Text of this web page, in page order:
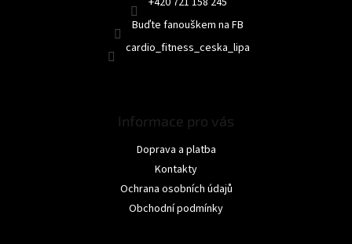
Buďte fanouškem na FB
cardio_fitness_ceska_lipa
Informace pro vás
Doprava a platba
Kontakty
Ochrana osobních údajů
Obchodní podmínky